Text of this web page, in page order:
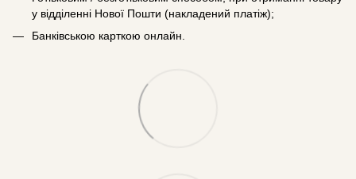
у відділенні Нової Пошти (накладений платіж);
Банківською карткою онлайн.